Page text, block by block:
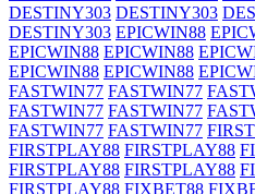
DESTINY303 DESTINY303
DESTINY303 EPICWIN88
EPICWIN88 EPICWIN88
EPICWIN88 EPICWIN88
FASTWIN77 FASTWIN77
FASTWIN77 FASTWIN77
FASTWIN77 FASTWIN77
FIRSTPLAY88 FIRSTPLAY88
FIRSTPLAY88 FIRSTPLAY88
FIRSTPLAY88 FIXBET88